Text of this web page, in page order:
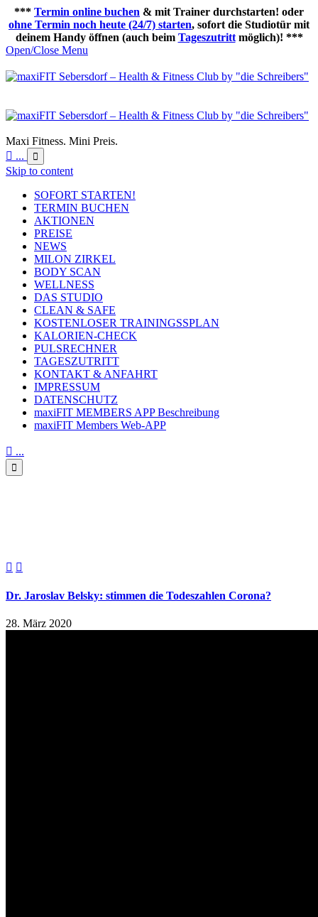
*** Termin online buchen & mit Trainer durchstarten! oder
ohne Termin noch heute (24/7) starten, sofort die Studiotür mit
deinem Handy öffnen (auch beim Tageszutrittmöglich)! ***
Open/Close Menu
Maxi Fitness. Mini Preis.
 ... 
Skip to content
SOFORT STARTEN!
TERMIN BUCHEN
AKTIONEN
PREISE
NEWS
MILON ZIRKEL
BODY SCAN
WELLNESS
DAS STUDIO
CLEAN & SAFE
KOSTENLOSER TRAININGSSPLAN
KALORIEN-CHECK
PULSRECHNER
TAGESZUTRITT
KONTAKT & ANFAHRT
IMPRESSUM
DATENSCHUTZ
maxiFIT MEMBERS APP Beschreibung
maxiFIT Members Web-APP
 ...

 
Dr. Jaroslav Belsky: stimmen die Todeszahlen Corona?
28. März 2020